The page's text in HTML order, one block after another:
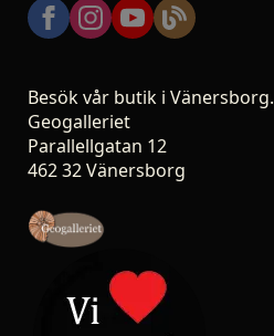
Besök vår butik i Vänersborg.
Geogalleriet
Parallellgatan 12
462 32 Vänersborg